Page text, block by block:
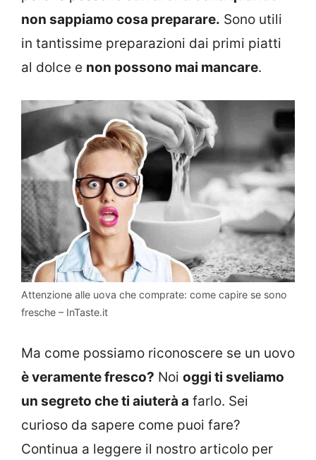
non sappiamo cosa preparare. Sono utili
in tantissime preparazioni dai primi piatti
al dolce e non possono mai mancare.
Attenzione alle uova che comprate: come capire se sono
fresche – InTaste.it
Ma come possiamo riconoscere se un uovo
è veramente fresco? Noi oggi ti sveliamo
un segreto che ti aiuterà a farlo. Sei
curioso da sapere come puoi fare?
Continua a leggere il nostro articolo per